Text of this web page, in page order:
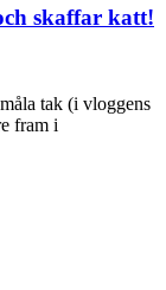
skaffar katt!
tak (i vloggens
fram i